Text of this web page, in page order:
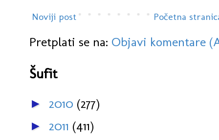
Noviji post Početna
Pretplati se na: Objavi komentare
Šufit
► 2010 (277)
► 2011 (411)